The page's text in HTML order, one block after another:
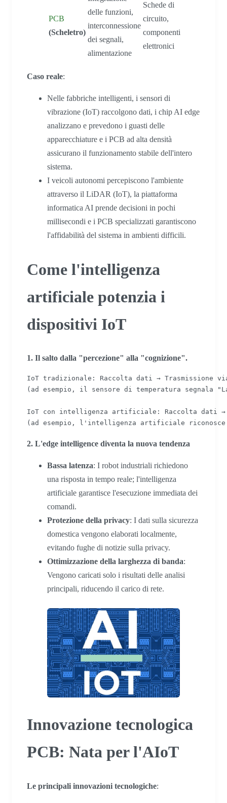
PCB
(Scheletro)
delle funzioni,
interconnessione
dei segnali,
alimentazione
Schede di
circuito,
componenti
elettronici
Caso reale:
Nelle fabbriche intelligenti, i sensori di
vibrazione (IoT) raccolgono dati, i chip AI edge
analizzano e prevedono i guasti delle
apparecchiature e i PCB ad alta densità
assicurano il funzionamento stabile dell'intero
sistema.
I veicoli autonomi percepiscono l'ambiente
attraverso il LiDAR (IoT), la piattaforma
informatica AI prende decisioni in pochi
millisecondi e i PCB specializzati garantiscono
l'affidabilità del sistema in ambienti difficili.
Come l'intelligenza
artificiale potenzia i
dispositivi IoT
1. Il salto dalla "percezione" alla "cognizione".
IoT tradizionale: Raccolta dati → Trasmissione
(ad esempio, il sensore di temperatura segnala
IoT con intelligenza artificiale: Raccolta dati
(ad esempio, l'intelligenza artificiale riconosce
2. L'edge intelligence diventa la nuova tendenza
Bassa latenza: I robot industriali richiedono
una risposta in tempo reale; l'intelligenza
artificiale garantisce l'esecuzione immediata dei
comandi.
Protezione della privacy: I dati sulla sicurezza
domestica vengono elaborati localmente,
evitando fughe di notizie sulla privacy.
Ottimizzazione della larghezza di banda:
Vengono caricati solo i risultati delle analisi
principali, riducendo il carico di rete.
Innovazione tecnologica
PCB: Nata per l'AIoT
Le principali innovazioni tecnologiche: